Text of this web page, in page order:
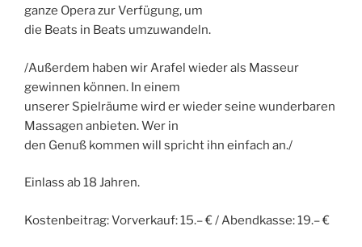
ganze Opera zur Verfügung, um
die Beats in Beats umzuwandeln.
/Außerdem haben wir Arafel wieder als Masseur
gewinnen können. In einem
unserer Spielräume wird er wieder seine wunderbaren
Massagen anbieten. Wer in
den Genuß kommen will spricht ihn einfach an./
Einlass ab 18 Jahren.
Kostenbeitrag: Vorverkauf: 15.– € / Abendkasse: 19.– €